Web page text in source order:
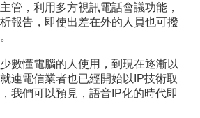
管，利用多方視訊電話會議功能，
報告，即使出差在外的人員也可撥
數懂電腦的人使用，到現在逐漸以
連電信業者也已經開始以IP技術取
我們可以預見，語音IP化的時代即